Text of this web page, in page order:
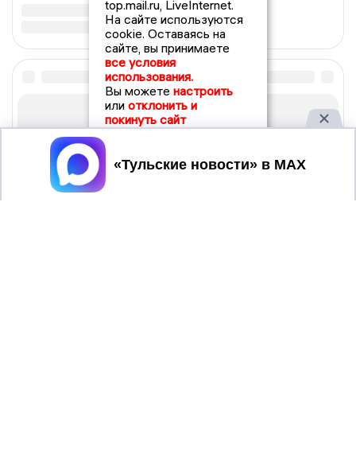
top.mail.ru, LiveInternet.
На сайте используются
cookie. Оставаясь на
сайте, вы принимаете
все условия
использования.
Вы можете настроить
или отклонить и
покинуть сайт
Принять